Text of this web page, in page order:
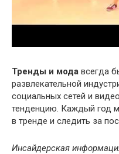
Тренды и мода всегда
развлекательной
социальных сетей и
тенденцию. Каждый год
в тренде и следить за
Инсайдерская